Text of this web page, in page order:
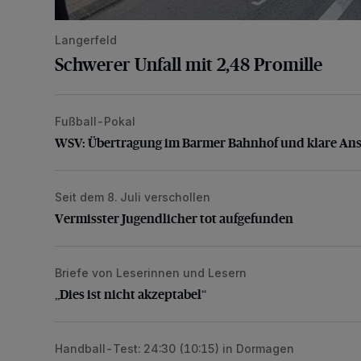
Langerfeld
Schwerer Unfall mit 2,48 Promille
WSV: Übertragung im Barmer Bahnhof und klare
Fußball-Pokal
WSV: Übertragung im Barmer Bahnhof und klare
Vermisster Jugendlicher tot aufgefunden
Seit dem 8. Juli verschollen
Vermisster Jugendlicher tot aufgefunden
„Dies ist nicht akzeptabel“
Briefe von Leserinnen und Lesern
„Dies ist nicht akzeptabel“
BHC-Trainer Pütz nach Testspiel unzufrieden
Handball-Test: 24:30 (10:15) in Dormagen